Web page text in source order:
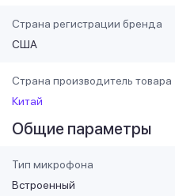
Страна регистрации бренда
США
Страна производитель товара
Китай
Общие параметры
Тип микрофона
Встроенный